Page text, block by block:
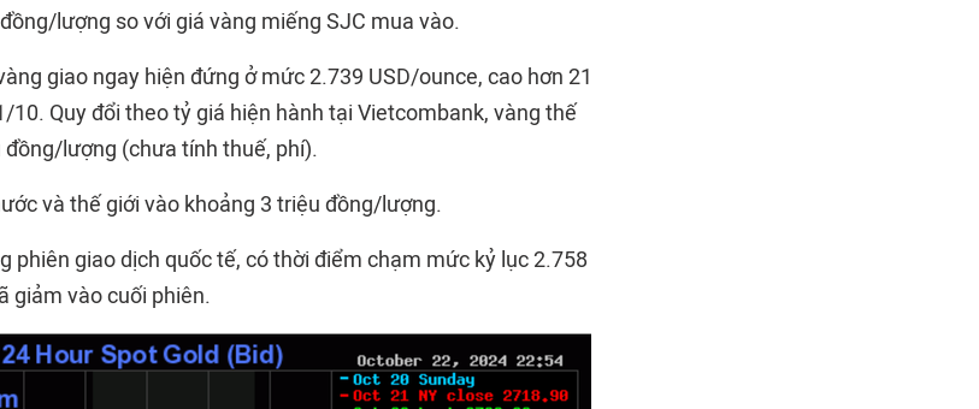
lượng so với giá vàng miếng SJC mua vào.
giao ngay hiện đứng ở mức 2.739 USD/ounce, cao hơn 21
10. Quy đổi theo tỷ giá hiện hành tại Vietcombank, vàng thế
lượng (chưa tính thuế, phí).
và thế giới vào khoảng 3 triệu đồng/lượng.
phiên giao dịch quốc tế, có thời điểm chạm mức kỷ lục 2.758
giảm vào cuối phiên.